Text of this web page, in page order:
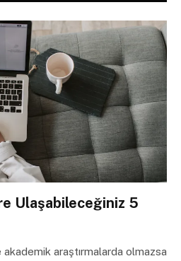
Ulaşabileceğiniz 5
araştırmalarda olmazsa